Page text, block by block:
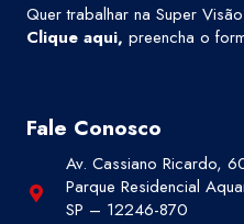
Quer trabalhar na Super
Clique aqui, preencha o
Fale Conosco
Av. Cassiano Ricardo,
Parque Residencial
SP – 12246-870